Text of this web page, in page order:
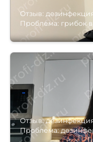
Отзыв:
Проблема: грибок
Отзыв:
Проблема: